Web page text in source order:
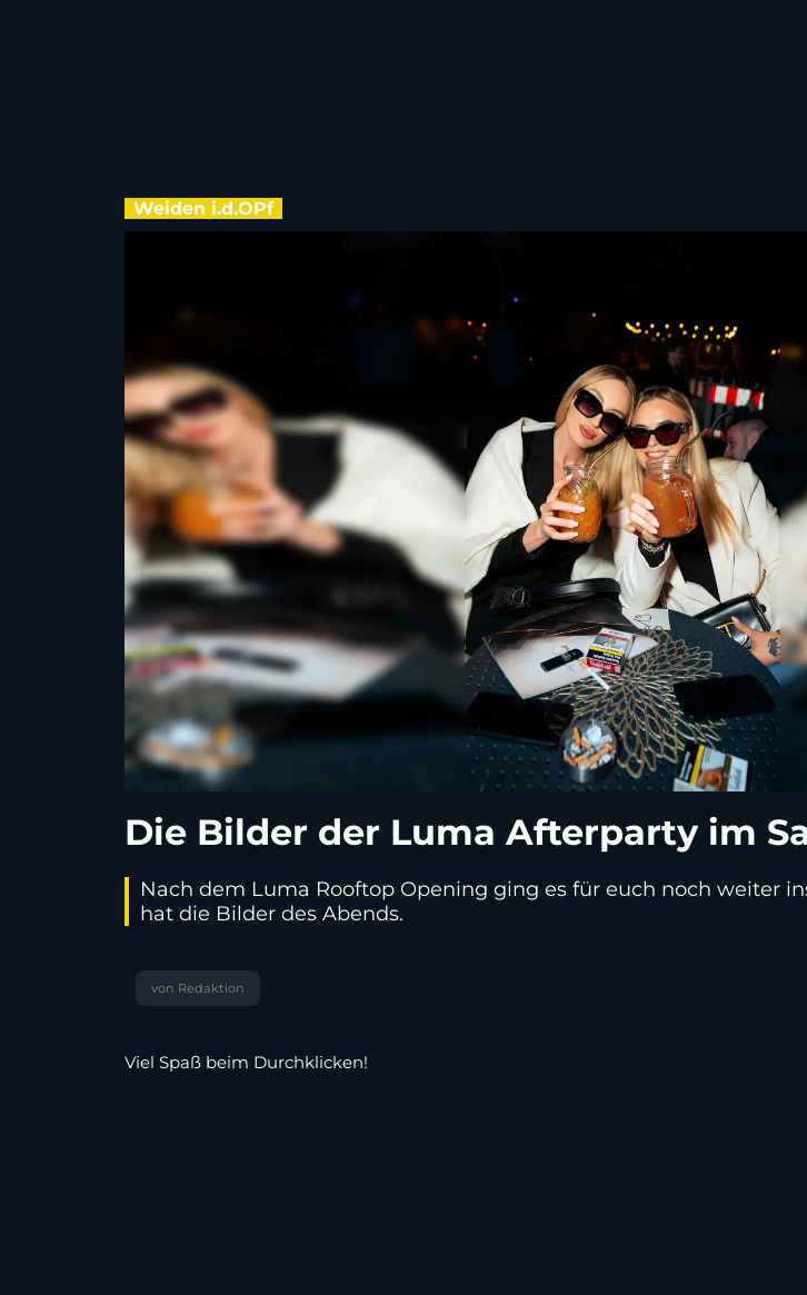
Weiden i.d.OPf
Die Bilder der Luma Afterparty im
Nach dem Luma Rooftop Opening ging es für euch noch weiter
hat die Bilder des Abends.
von Redaktion
Viel Spaß beim Durchklicken!